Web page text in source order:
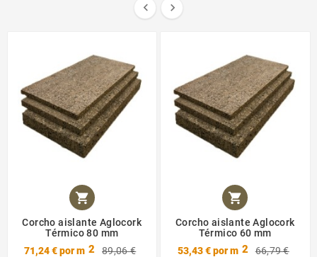
 

Corcho aislante Aglocork
Térmico 80 mm
71,24 €por m 2 89,06 €

Corcho aislante Aglocork
Térmico 60 mm
53,43 € por m 2 66,79 €